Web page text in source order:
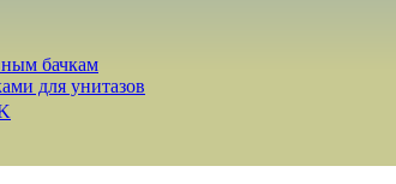
бачкам
для унитазов